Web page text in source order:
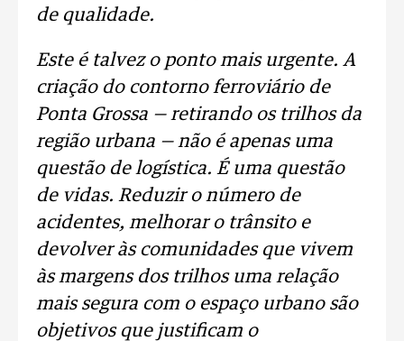
de qualidade.
Este é talvez o ponto mais urgente. A
criação do contorno ferroviário de
Ponta Grossa — retirando os trilhos da
região urbana — não é apenas uma
questão de logística. É uma questão
de vidas. Reduzir o número de
acidentes, melhorar o trânsito e
devolver às comunidades que vivem
às margens dos trilhos uma relação
mais segura com o espaço urbano são
objetivos que justificam o